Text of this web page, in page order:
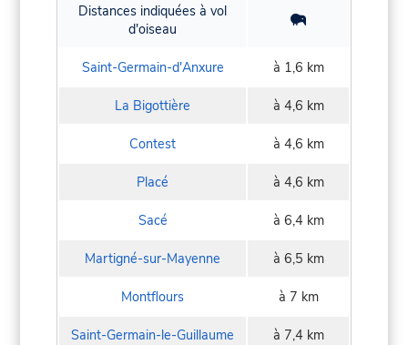
Distances indiquées à vol
d'oiseau
Saint-Germain-d'Anxure à 1,6 km
La Bigottière à 4,6 km
Contest à 4,6 km
Placé à 4,6 km
Sacé à 6,4 km
Martigné-sur-Mayenne à 6,5 km
Montflours à 7 km
Saint-Germain-le-Guillaume à 7,4 km